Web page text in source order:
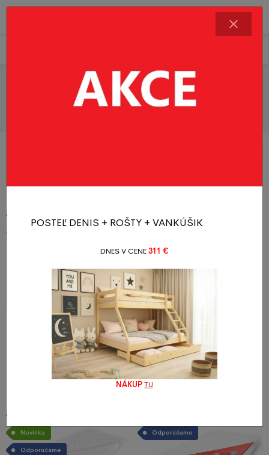
Matrace v rozmeru 120X200 cm
Matrac Medico Dream MAXI
120x200x18 cm
154,35 €
skladom
Matrac Medico Dream
120x200x14 cm
129,06 €
Novinka
Odporúčame
Odporúčame
POSTEĽ DENIS + ROŠTY + VANKÚŠIK
DNES V CENE311 €
NÁKUPTU